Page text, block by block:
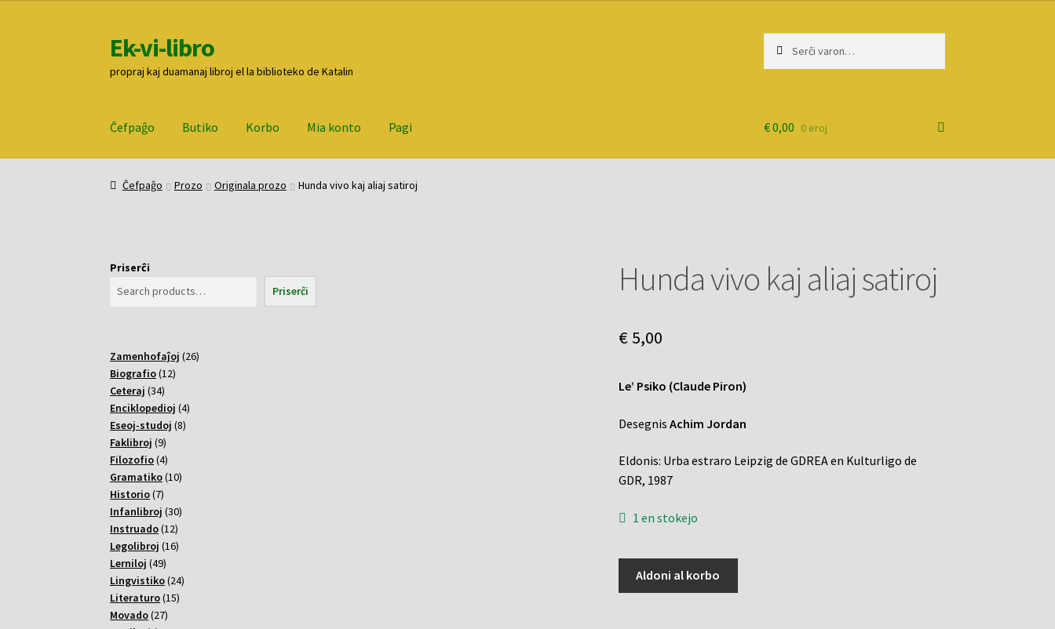
Pretersalti
al
navigado
Iri
rekte
al
enhavo
Ek-vi-libro
propraj kaj duamanaj libroj el la biblioteko de Katalin
Ĉefpaĝo Butiko Korbo Mia konto Pagi
ĈefpaĝoButiko Korbo Mia konto Pagi
€0,00 0 eroj
Ĉefpaĝo Prozo Originala prozo Hunda vivo kaj aliaj satiroj
Hunda vivo kaj aliaj satiroj
€5,00
Le’ Psiko (Claude Piron)
Desegnis Achim Jordan
Eldonis: Urba estraro Leipzig de GDREA en Kulturligo de
GDR, 1987
1 en stokejo
Aldoni al korbo
Priserĉi
Priserĉi
Zamenhofaĵoj 2626
Biografio 1212
Ceteraj 3434
varoj
Enciklopedioj 44
Eseoj-studoj 88
Faklibroj 99
varoj
Filozofio 44
varoj
Gramatiko 1010
Historio 77
varoj
Infanlibroj 3030
Instruado 1212
varoj
Legolibroj 1616
Lerniloj 4949
varoj
Lingvistiko 2424
Literaturo 1515
Movado 2727